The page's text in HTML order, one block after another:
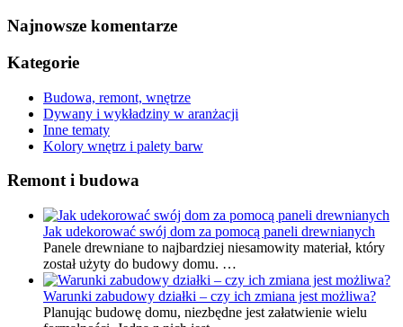
Najnowsze komentarze
Kategorie
Budowa, remont, wnętrze
Dywany i wykładziny w aranżacji
Inne tematy
Kolory wnętrz i palety barw
Remont i budowa
Jak udekorować swój dom za pomocą paneli drewnianych
Panele drewniane to najbardziej niesamowity materiał, który
został użyty do budowy domu. …
Warunki zabudowy działki – czy ich zmiana jest możliwa?
Planując budowę domu, niezbędne jest załatwienie wielu